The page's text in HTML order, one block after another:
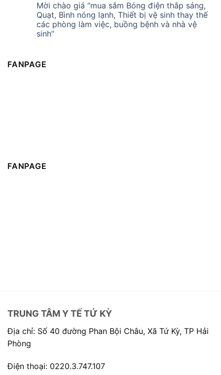
Mời chào giá “mua sắm Bóng điện thắp sáng,
Quạt, Bình nóng lạnh, Thiết bị vệ sinh thay thế
các phòng làm việc, buồng bệnh và nhà vệ
sinh”
FANPAGE
FANPAGE
TRUNG TÂM Y TẾ TỨ KỲ
Địa chỉ: Số 40 đường Phan Bội Châu, Xã Tứ Kỳ, TP Hải
Phòng
Điện thoại: 0220.3.747.107